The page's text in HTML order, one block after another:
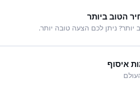
הטוב ביותר
ניתן לכם הצעה טובה יותר.